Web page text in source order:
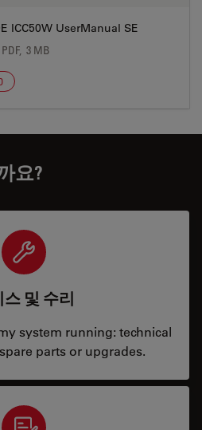
ICC50W UserManual SE
PDF, 3 MB
요?
및 수리
system running: technical
parts or upgrades.